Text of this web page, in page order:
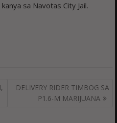
sa Navotas City Jail.
DELIVERY RIDER TIMBOG SA
P1.6-M MARIJUANA